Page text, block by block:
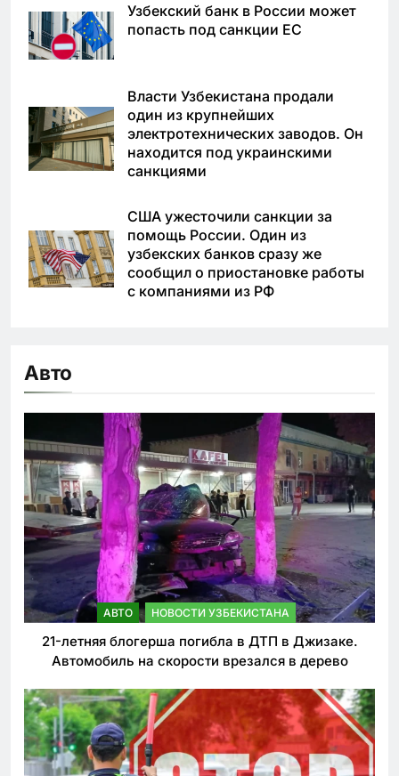
Узбекский банк в России может
попасть под санкции ЕС
Власти Узбекистана продали
один из крупнейших
электротехнических заводов. Он
находится под украинскими
санкциями
США ужесточили санкции за
помощь России. Один из
узбекских банков сразу же
сообщил о приостановке работы
с компаниями из РФ
Авто
АВТО НОВОСТИ УЗБЕКИСТАНА
21-летняя блогерша погибла в ДТП в Джизаке.
Автомобиль на скорости врезался в дерево